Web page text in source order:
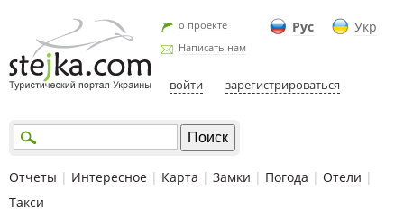
Рус Укр
о проекте
Написать нам
войти зарегистрироваться
Отчеты | Интересное | Карта | Замки | Погода | Отели |
Такси